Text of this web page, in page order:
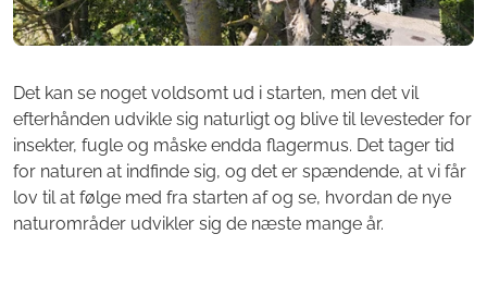
Det kan se noget voldsomt ud i starten, men det vil
efterhånden udvikle sig naturligt og blive til levesteder for
insekter, fugle og måske endda flagermus. Det tager tid
for naturen at indfinde sig, og det er spændende, at vi får
lov til at følge med fra starten af og se, hvordan de nye
naturområder udvikler sig de næste mange år.